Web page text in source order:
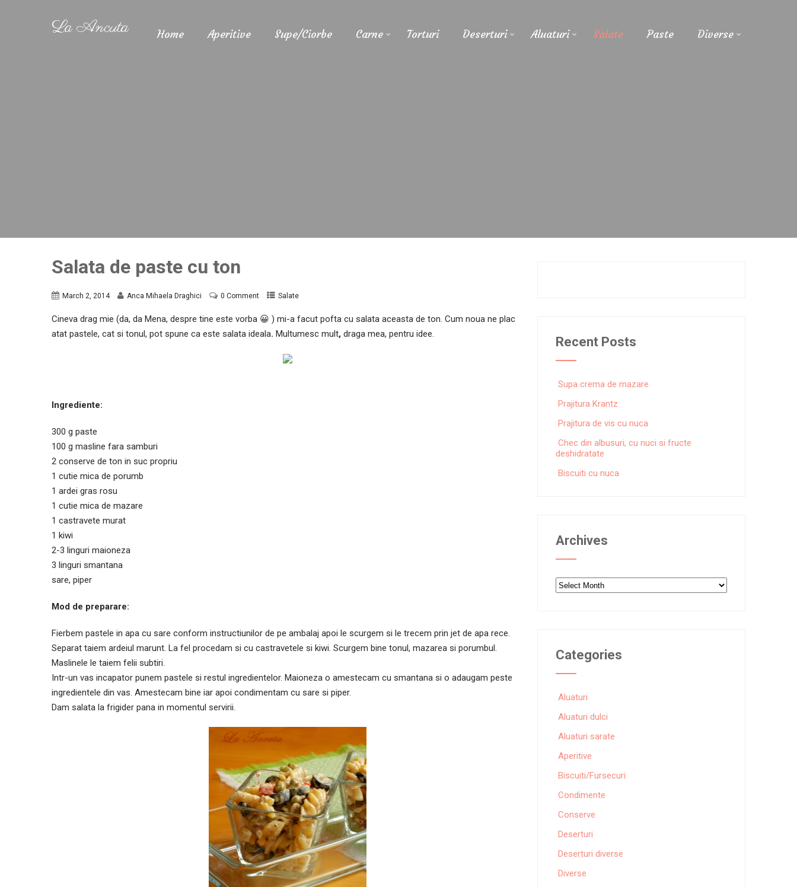
La Ancuta Home Aperitive Supe/Ciorbe Carne Torturi Deserturi Aluaturi Salate Paste Diverse
Salata de paste cu ton
March 2, 2014 Anca Mihaela Draghici 0 Comment Salate
Cineva drag mie (da, da Mena, despre tine este vorba 😀 ) mi-a facut pofta cu salata aceasta de ton. Cum noua ne plac
atat pastele, cat si tonul, pot spune ca este salata ideala. Multumesc mult, draga mea, pentru idee.
Ingrediente:
300 g paste
100 g masline fara samburi
2 conserve de ton in suc propriu
1 cutie mica de porumb
1 ardei gras rosu
1 cutie mica de mazare
1 castravete murat
1 kiwi
2-3 linguri maioneza
3 linguri smantana
sare, piper
Mod de preparare:
Fierbem pastele in apa cu sare conform instructiunilor de pe ambalaj apoi le scurgem si le trecem prin jet de apa rece.
Separat taiem ardeiul marunt. La fel procedam si cu castravetele si kiwi. Scurgem bine tonul, mazarea si porumbul.
Maslinele le taiem felii subtiri.
Intr-un vas incapator punem pastele si restul ingredientelor. Maioneza o amestecam cu smantana si o adaugam peste
ingredientele din vas. Amestecam bine iar apoi condimentam cu sare si piper.
Dam salata la frigider pana in momentul servirii.
Recent Posts
Supa crema de mazare
Prajitura Krantz
Prajitura de vis cu nuca
Chec din albusuri, cu nuci si fructe
deshidratate
Biscuiti cu nuca
Archives
Archives
Categories
Aluaturi
Aluaturi dulci
Aluaturi sarate
Aperitive
Biscuiti/Fursecuri
Condimente
Conserve
Deserturi
Deserturi diverse
Diverse